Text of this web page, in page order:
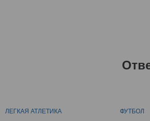
ЛЕГКАЯ АТЛЕТИКА ФУТБОЛ